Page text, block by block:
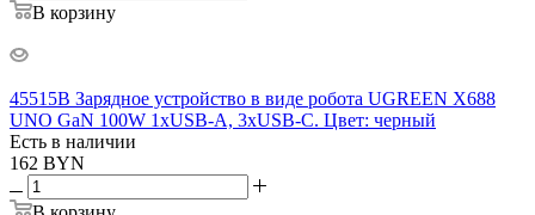
В корзину
45515B Зарядное устройство в виде робота UGREEN X688
UNO GaN 100W 1xUSB-A, 3xUSB-C. Цвет: черный
Есть в наличии
162 BYN